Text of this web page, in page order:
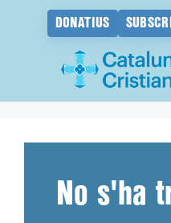
DONATIUS
No s'ha